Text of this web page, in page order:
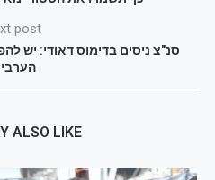
post
סנ"צ ניסים בדימוס דאודי: יש
ALSO LIKE